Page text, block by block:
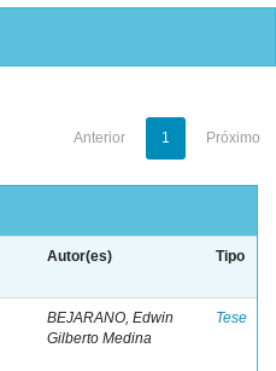
Anterior 1 Próximo
Autor(es) Tipo
BEJARANO, Edwin
Gilberto Medina
Tese